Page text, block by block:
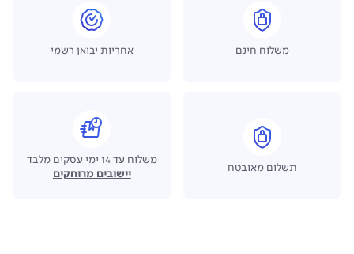
משלוח חינם אחריות יבואן רשמי
תשלום מאובטח
משלוח עד 14 ימי עסקים מלבד
יישובים מרוחקים